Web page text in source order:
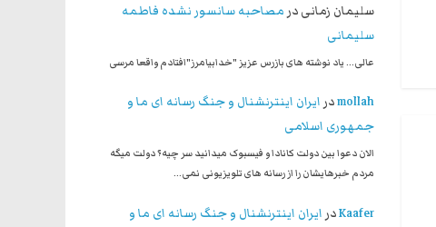
سلیمان زمانی در مصاحبه سانسور نشده فاطمه
سلیمانی
عالی... یاد نوشته های بازرس عزیز "خدابیامرز"افتادم واقعا مرسی
mollahدر ایران اینترنشنال و جنگ رسانه ای ما و
جمهوری اسلامی
الان دعوا بین دولت کانادا و فیسبوک میدانید سر چیه؟ دولت میگه
مردم خبرهایشان را از رسانه های تلویزیونی نمی…
Kaaferدر ایران اینترنشنال و جنگ رسانه ای ما و